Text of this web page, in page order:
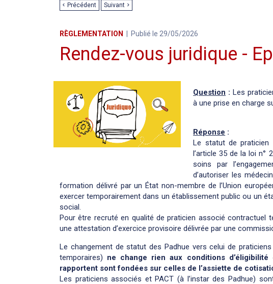
Précédent Suivant
RÈGLEMENTATION Publié le 29/05/2026
Rendez-vous juridique -
Question : Les
à une prise en charge
Réponse :
Le statut de praticien
l’article 35 de la loi n°
soins par
d’autoriser les
formation délivré par un État non-membre de l’Union
exercer temporairement dans un établissement public ou un
social.
Pour être recruté en qualité de praticien associé contractuel
une attestation d’exercice provisoire délivrée par une
Le changement de statut des Padhue vers celui de
temporaires) ne change rien aux conditions
rapportent sont fondées sur celles de l’assiette de
Les praticiens associés et PACT (à l’instar des Padhue)